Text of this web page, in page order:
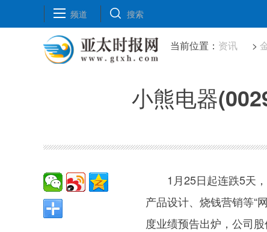
频道 搜索
当前位置： 资讯 >
小熊电器
1月25日起连跌5天
产品设计、烧钱营销等“
度业绩预告出炉，公司